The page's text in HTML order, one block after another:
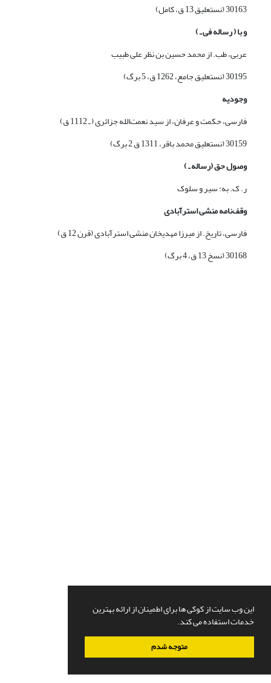
این وب سایت از کوکی ها برای اطمینان از ارائه بهترین
خدمات استفاده می کند.
متوجه شدم
30163 (نستعلیق 13 ق، کامل)
و با ( رساله فی ـ )
عربی، طب. از محمد حسین بن نظر علی طبیب
30195 (نستعلیق جامع، 1262 ق، 5 برگ)
وجودیه
فارسی، حکمت و عرفان، از سید نعمت‌الله جزائری ( ـ 1112 ق)
30159 (نستعلیق محمد باقر، 1311 ق 2 برگ)
وصول حق (رساله ـ )
ر. ک. به: سیر و سلوک
وقف‌نامه منشی استرآبادی
فارسی، تاریخ. از میرزا مهدیخان منشی استرآبادی (قرن 12 ق)
30168 (نسخ 13 ق، 4 برگ)